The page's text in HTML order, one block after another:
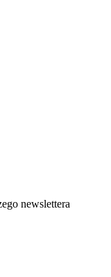
newslettera